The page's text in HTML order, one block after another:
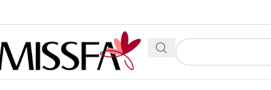
۲٪ تخفیف روی سبد خرید برای روش کارت به کارت ۵ میلیون تومن